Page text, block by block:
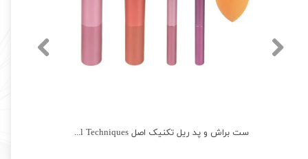
ست براش و پد ریل تکنیک اصل Real Techniques